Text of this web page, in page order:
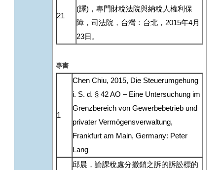
21
(譯)，專門財稅法院與納稅人權利保
障，司法院，台灣：台北，2015年4月
23日。
專書
1
Chen Chiu, 2015, Die Steuerumgehung
i. S. d. § 42 AO – Eine Untersuchung im
Grenzbereich von Gewerbebetrieb und
privater Vermögensverwaltung,
Frankfurt am Main, Germany: Peter
Lang
邱晨，論課稅處分撤銷之訴的訴訟標的